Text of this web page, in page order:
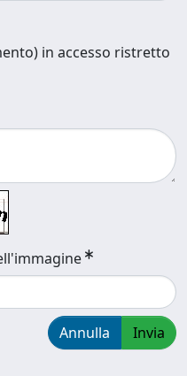
in accesso ristretto
Annulla Invia